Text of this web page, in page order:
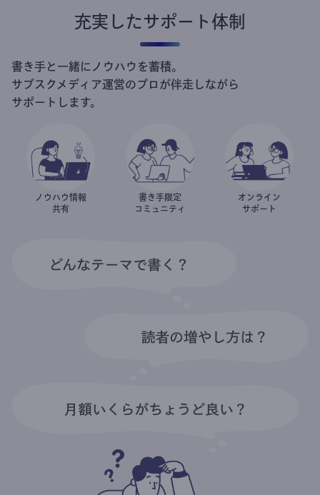
充実したサポート体制
書き手と一緒にノウハウを蓄積。
サブスクメディア運営のプロが伴走しながら
サポートします。
ノウハウ情報
共有
書き手限定
コミュニティ
オンライン
サポート